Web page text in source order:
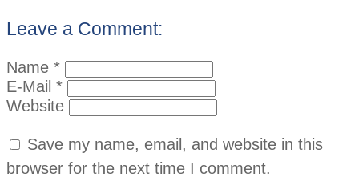
Leave a Comment:
Name *
E-Mail *
Website
Save my name, email, and website in this
browser for the next time I comment.